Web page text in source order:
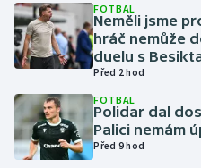
Jezdectví
Judo
Krasobruslení
Lezení
FOTBAL
Neměli jsme
hráč nemůže
duelu s
Před 2 hod
FOTBAL
Polidar dal
Palici nemám
Před 9 hod